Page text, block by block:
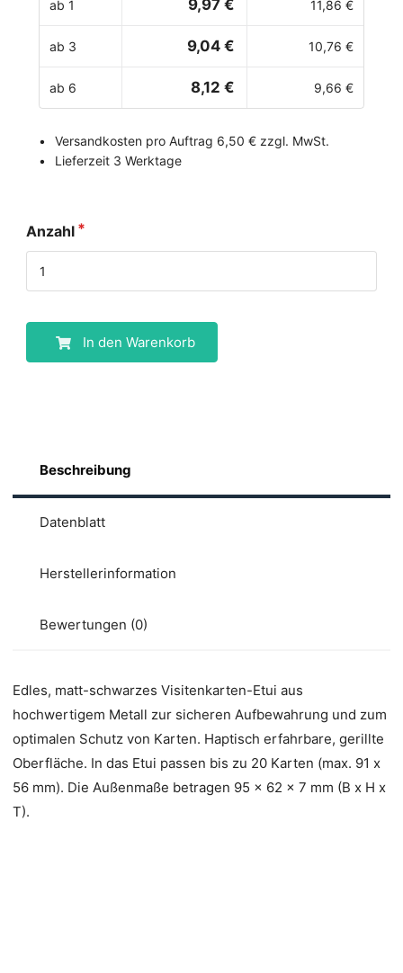
ab 1 9,97 € 11,86 €
ab 3 9,04 € 10,76 €
ab 6 8,12 € 9,66 €
Versandkosten pro Auftrag 6,50 € zzgl. MwSt.
Lieferzeit 3 Werktage
Anzahl
In den Warenkorb
Beschreibung
Datenblatt
Herstellerinformation
Bewertungen (0)
Edles, matt-schwarzes Visitenkarten-Etui aus
hochwertigem Metall zur sicheren Aufbewahrung und zum
optimalen Schutz von Karten. Haptisch erfahrbare, gerillte
Oberfläche. In das Etui passen bis zu 20 Karten (max. 91 x
56 mm). Die Außenmaße betragen 95 x 62 x 7 mm (B x H x
T).